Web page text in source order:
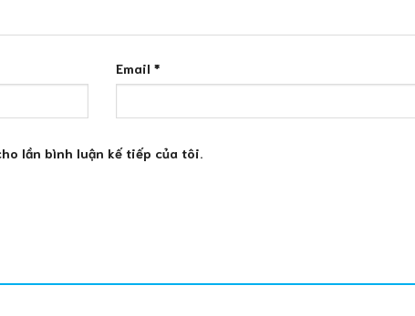
Email *
lần bình luận kế tiếp của tôi.